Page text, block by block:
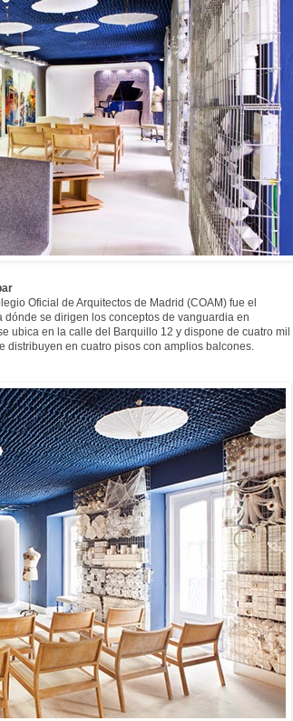
Oficial de Arquitectos de Madrid (COAM) fue el
se dirigen los conceptos de vanguardia en
ubica en la calle del Barquillo 12 y dispone de cuatro mil
distribuyen en cuatro pisos con amplios balcones.